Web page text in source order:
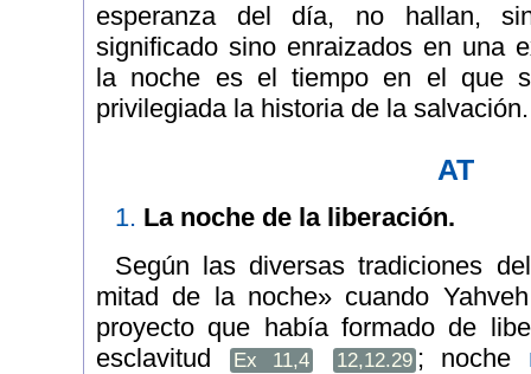
esperanza del día, no hallan,
significado sino enraizados en una
la noche es el tiempo en el que
privilegiada la historia de la salvación.
AT
1. La noche de la liberación.
Según las diversas tradiciones
mitad de la noche» cuando
proyecto que había formado de
esclavitud
Ex 11,4 12,12.29 ; noche